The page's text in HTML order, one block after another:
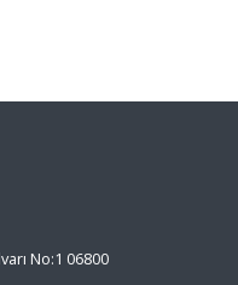
No:1 06800